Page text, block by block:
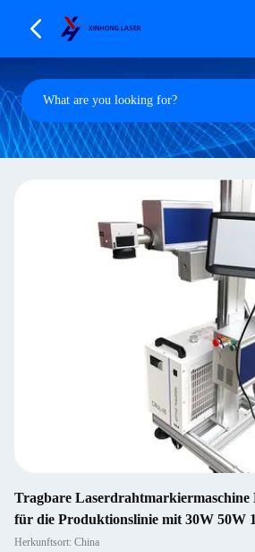
Tragbare Laserdrahtmarkiermaschine
für die Produktionslinie mit 30W 50W
Herkunftsort: China